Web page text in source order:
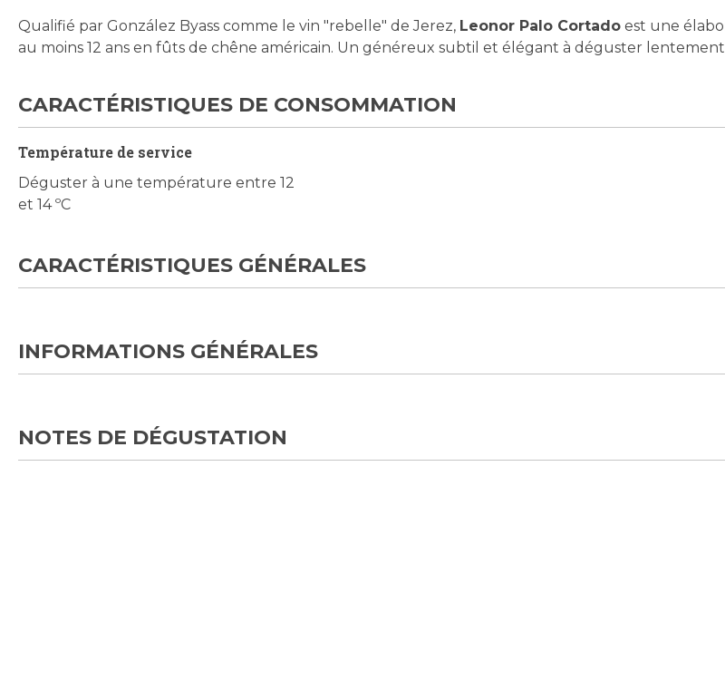
of
the
Qualifié par González Byass comme le vin "rebelle" de Jerez, Leonor Palo Cortado est une
au moins 12 ans en fûts de chêne américain. Un généreux subtil et élégant à déguster
CARACTÉRISTIQUES DE CONSOMMATION
Température de service
Déguster à une température entre 12
et 14 ºC
CARACTÉRISTIQUES GÉNÉRALES
INFORMATIONS GÉNÉRALES
NOTES DE DÉGUSTATION